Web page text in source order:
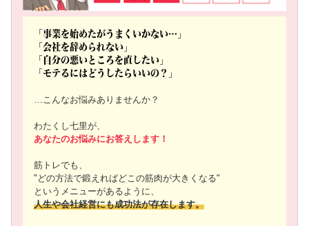
「事業を始めたがうまくいかない…」
「会社を辞められない」
「自分の悪いところを直したい」
「モテるにはどうしたらいいの？」
…こんなお悩みありませんか？
わたくし七里が、
あなたのお悩みにお答えします！
筋トレでも、
"どの方法で鍛えればどこの筋肉が大きくなる"
というメニューがあるように、
人生や会社経営にも成功法が存在します。